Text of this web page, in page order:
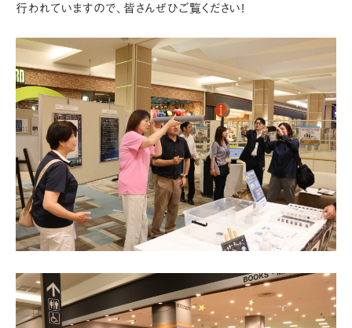
行われていますので、 皆さんぜひご覧ください!